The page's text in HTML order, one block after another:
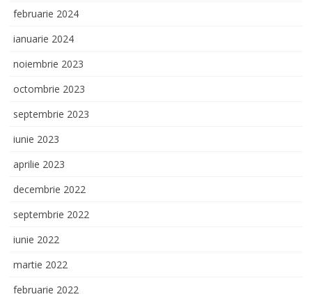
februarie 2024
ianuarie 2024
noiembrie 2023
octombrie 2023
septembrie 2023
iunie 2023
aprilie 2023
decembrie 2022
septembrie 2022
iunie 2022
martie 2022
februarie 2022